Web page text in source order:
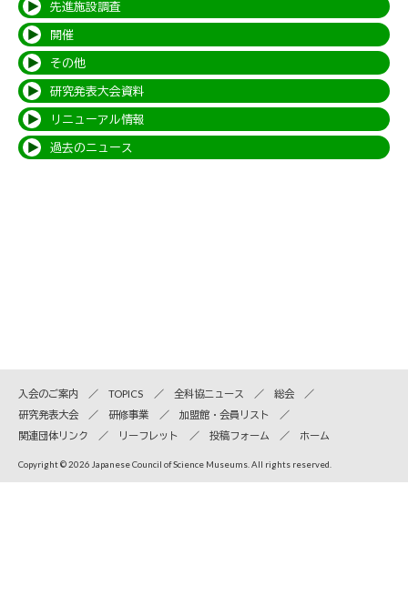
先進施設調査
開催
その他
研究発表大会資料
リニューアル情報
過去のニュース
入会のご案内 TOPICS 全科協ニュース
総会
研究発表大会
研修事業
加盟館・会員リスト
関連団体リンク
リーフレット 投稿フォーム ホーム
Copyright © 2026 Japanese Council of Science Museums. All rights reserved.